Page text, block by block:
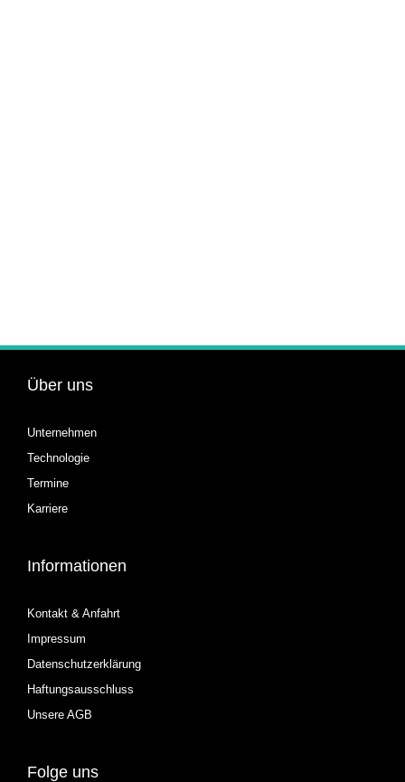
Über uns
Unternehmen
Technologie
Termine
Karriere
Informationen
Kontakt & Anfahrt
Impressum
Datenschutzerklärung
Haftungsausschluss
Unsere AGB
Folge uns